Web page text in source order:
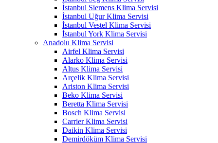
İstanbul Siemens Klima Servisi
İstanbul Uğur Klima Servisi
İstanbul Vestel Klima Servisi
İstanbul York Klima Servisi
Anadolu Klima Servisi
Airfel Klima Servisi
Alarko Klima Servisi
Altus Klima Servisi
Arçelik Klima Servisi
Ariston Klima Servisi
Beko Klima Servisi
Beretta Klima Servisi
Bosch Klima Servisi
Carrier Klima Servisi
Daikin Klima Servisi
Demirdöküm Klima Servisi